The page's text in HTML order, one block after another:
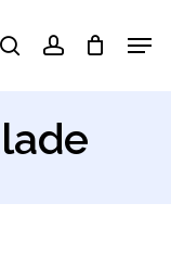
searchaccount